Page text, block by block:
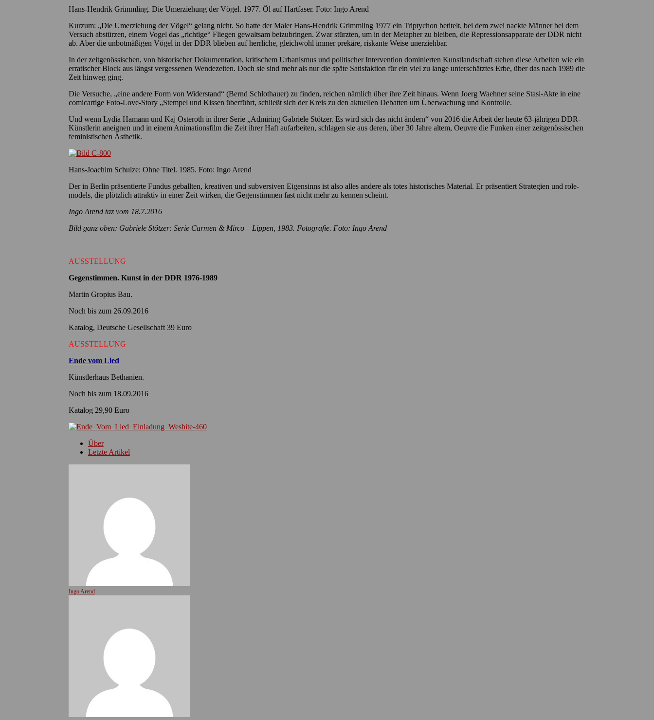
Hans-Hendrik Grimmling. Die Umerziehung der Vögel. 1977. Öl auf Hartfaser. Foto: Ingo Arend
Kurzum: „Die Umerziehung der Vögel“ gelang nicht. So hatte der Maler Hans-Hendrik Grimmling 1977 ein Triptychon betitelt, bei dem zwei nackte Männer bei dem
Versuch abstürzen, einem Vogel das „richtige“ Fliegen gewaltsam beizubringen. Zwar stürzten, um in der Metapher zu bleiben, die Repressionsapparate der DDR nicht
ab. Aber die unbotmäßigen Vögel in der DDR blieben auf herrliche, gleichwohl immer prekäre, riskante Weise unerziehbar.
In der zeitgenössischen, von historischer Dokumentation, kritischem Urbanismus und politischer Intervention dominierten Kunstlandschaft stehen diese Arbeiten wie ein
erratischer Block aus längst vergessenen Wendezeiten. Doch sie sind mehr als nur die späte Satisfaktion für ein viel zu lange unterschätztes Erbe, über das nach 1989 die
Zeit hinweg ging.
Die Versuche, „eine andere Form von Widerstand“ (Bernd Schlothauer) zu finden, reichen nämlich über ihre Zeit hinaus. Wenn Joerg Waehner seine Stasi-Akte in eine
comicartige Foto-Love-Story „Stempel und Kissen überführt, schließt sich der Kreis zu den aktuellen Debatten um Überwachung und Kontrolle.
Und wenn Lydia Hamann und Kaj Osteroth in ihrer Serie „Admiring Gabriele Stötzer. Es wird sich das nicht ändern“ von 2016 die Arbeit der heute 63-jährigen DDR-
Künstlerin aneignen und in einem Animationsfilm die Zeit ihrer Haft aufarbeiten, schlagen sie aus deren, über 30 Jahre altem, Oeuvre die Funken einer zeitgenössischen
feministischen Ästhetik.
Hans-Joachim Schulze: Ohne Titel. 1985. Foto: Ingo Arend
Der in Berlin präsentierte Fundus geballten, kreativen und subversiven Eigensinns ist also alles andere als totes historisches Material. Er präsentiert Strategien und role-
models, die plötzlich attraktiv in einer Zeit wirken, die Gegenstimmen fast nicht mehr zu kennen scheint.
Ingo Arend taz vom 18.7.2016
Bild ganz oben: Gabriele Stötzer: Serie Carmen & Mirco – Lippen, 1983. Fotografie. Foto: Ingo Arend
AUSSTELLUNG
Gegenstimmen. Kunst in der DDR 1976-1989
Martin Gropius Bau.
Noch bis zum 26.09.2016
Katalog, Deutsche Gesellschaft 39 Euro
AUSSTELLUNG
Ende vom Lied
Künstlerhaus Bethanien.
Noch bis zum 18.09.2016
Katalog 29,90 Euro
Über
Letzte Artikel
Ingo Arend